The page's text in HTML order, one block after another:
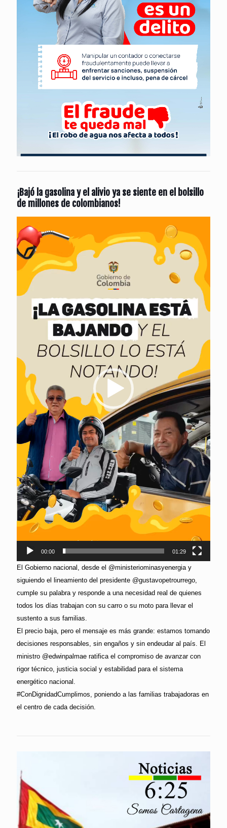
¡Bajó la gasolina y el alivio ya se siente en el bolsillo
de millones de colombianos!
de
vídeo
00:00 01:29
El Gobierno nacional, desde el @ministeriominasyenergia y
siguiendo el lineamiento del presidente @gustavopetrourrego,
cumple su palabra y responde a una necesidad real de quienes
todos los días trabajan con su carro o su moto para llevar el
sustento a sus familias.
El precio baja, pero el mensaje es más grande: estamos tomando
decisiones responsables, sin engaños y sin endeudar al país. El
ministro @edwinpalmae ratifica el compromiso de avanzar con
rigor técnico, justicia social y estabilidad para el sistema
energético nacional.
#ConDignidadCumplimos, poniendo a las familias trabajadoras en
el centro de cada decisión.